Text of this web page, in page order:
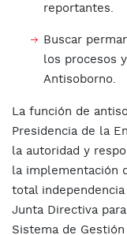
reportantes.
Buscar
los procesos
Antisoborno.
La función de
Presidencia de la
la autoridad y
la implementación
total
Junta Directiva
Sistema de